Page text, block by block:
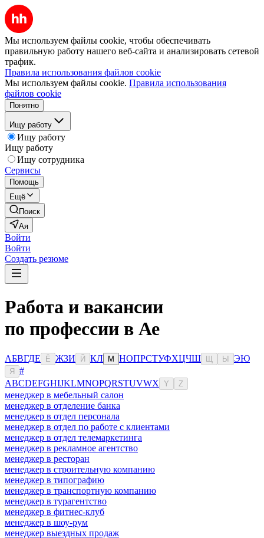
Мы используем файлы cookie, чтобы обеспечивать
правильную работу нашего веб-сайта и анализировать сетевой
трафик.
Правила использования файлов cookie
Мы используем файлы cookie. Правила использования
файлов cookie
Понятно
Ищу работу
Ищу работу
Ищу работу
Ищу сотрудника
Сервисы
Помощь
Ещё
Поиск
Ая
Войти
Войти
Создать резюме
Работа и вакансии
по профессии в Ае
АБВГДЕ Ё ЖЗИ Й КЛ М НОПРСТУФХЦЧШ Ы ЭЮ
Я
#
ABCDEFGHIJKLMNOPQRSTUVWX Y Z
менеджер в мебельный салон
менеджер в отделение банка
менеджер в отдел персонала
менеджер в отдел по работе с клиентами
менеджер в отдел телемаркетинга
менеджер в рекламное агентство
менеджер в ресторан
менеджер в строительную компанию
менеджер в типографию
менеджер в транспортную компанию
менеджер в турагентство
менеджер в фитнес-клуб
менеджер в шоу-рум
менеджер выездных продаж